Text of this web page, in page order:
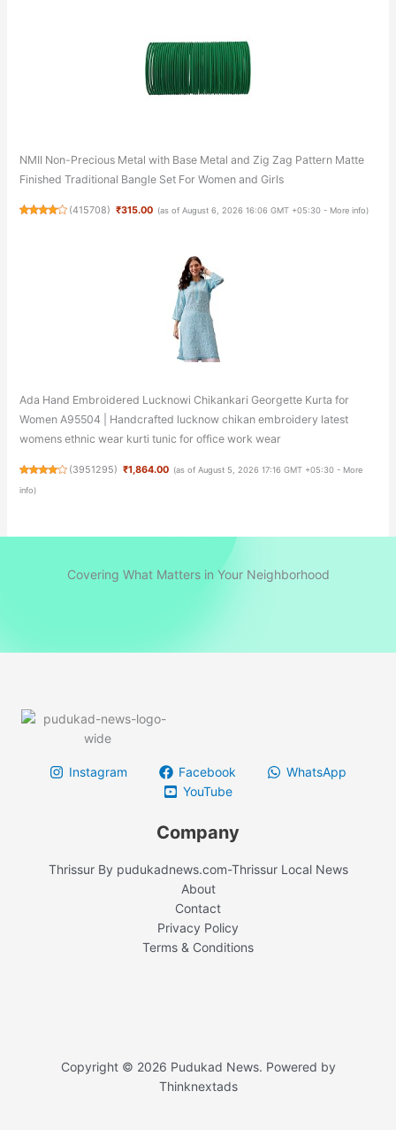
NMII Non-Precious Metal with Base Metal and Zig Zag Pattern Matte
Finished Traditional Bangle Set For Women and Girls
(415708) ₹315.00 (as of August 6, 2026 16:06 GMT +05:30 - More info)
Ada Hand Embroidered Lucknowi Chikankari Georgette Kurta for
Women A95504 | Handcrafted lucknow chikan embroidery latest
womens ethnic wear kurti tunic for office work wear
(3951295) ₹1,864.00 (as of August 5, 2026 17:16 GMT +05:30 - More
info)
Covering What Matters in Your Neighborhood
Instagram Facebook
WhatsApp
YouTube
Company
Thrissur By pudukadnews.com-Thrissur Local News
About
Contact
Privacy Policy
Terms & Conditions
Copyright © 2026 Pudukad News. Powered by
Thinknextads